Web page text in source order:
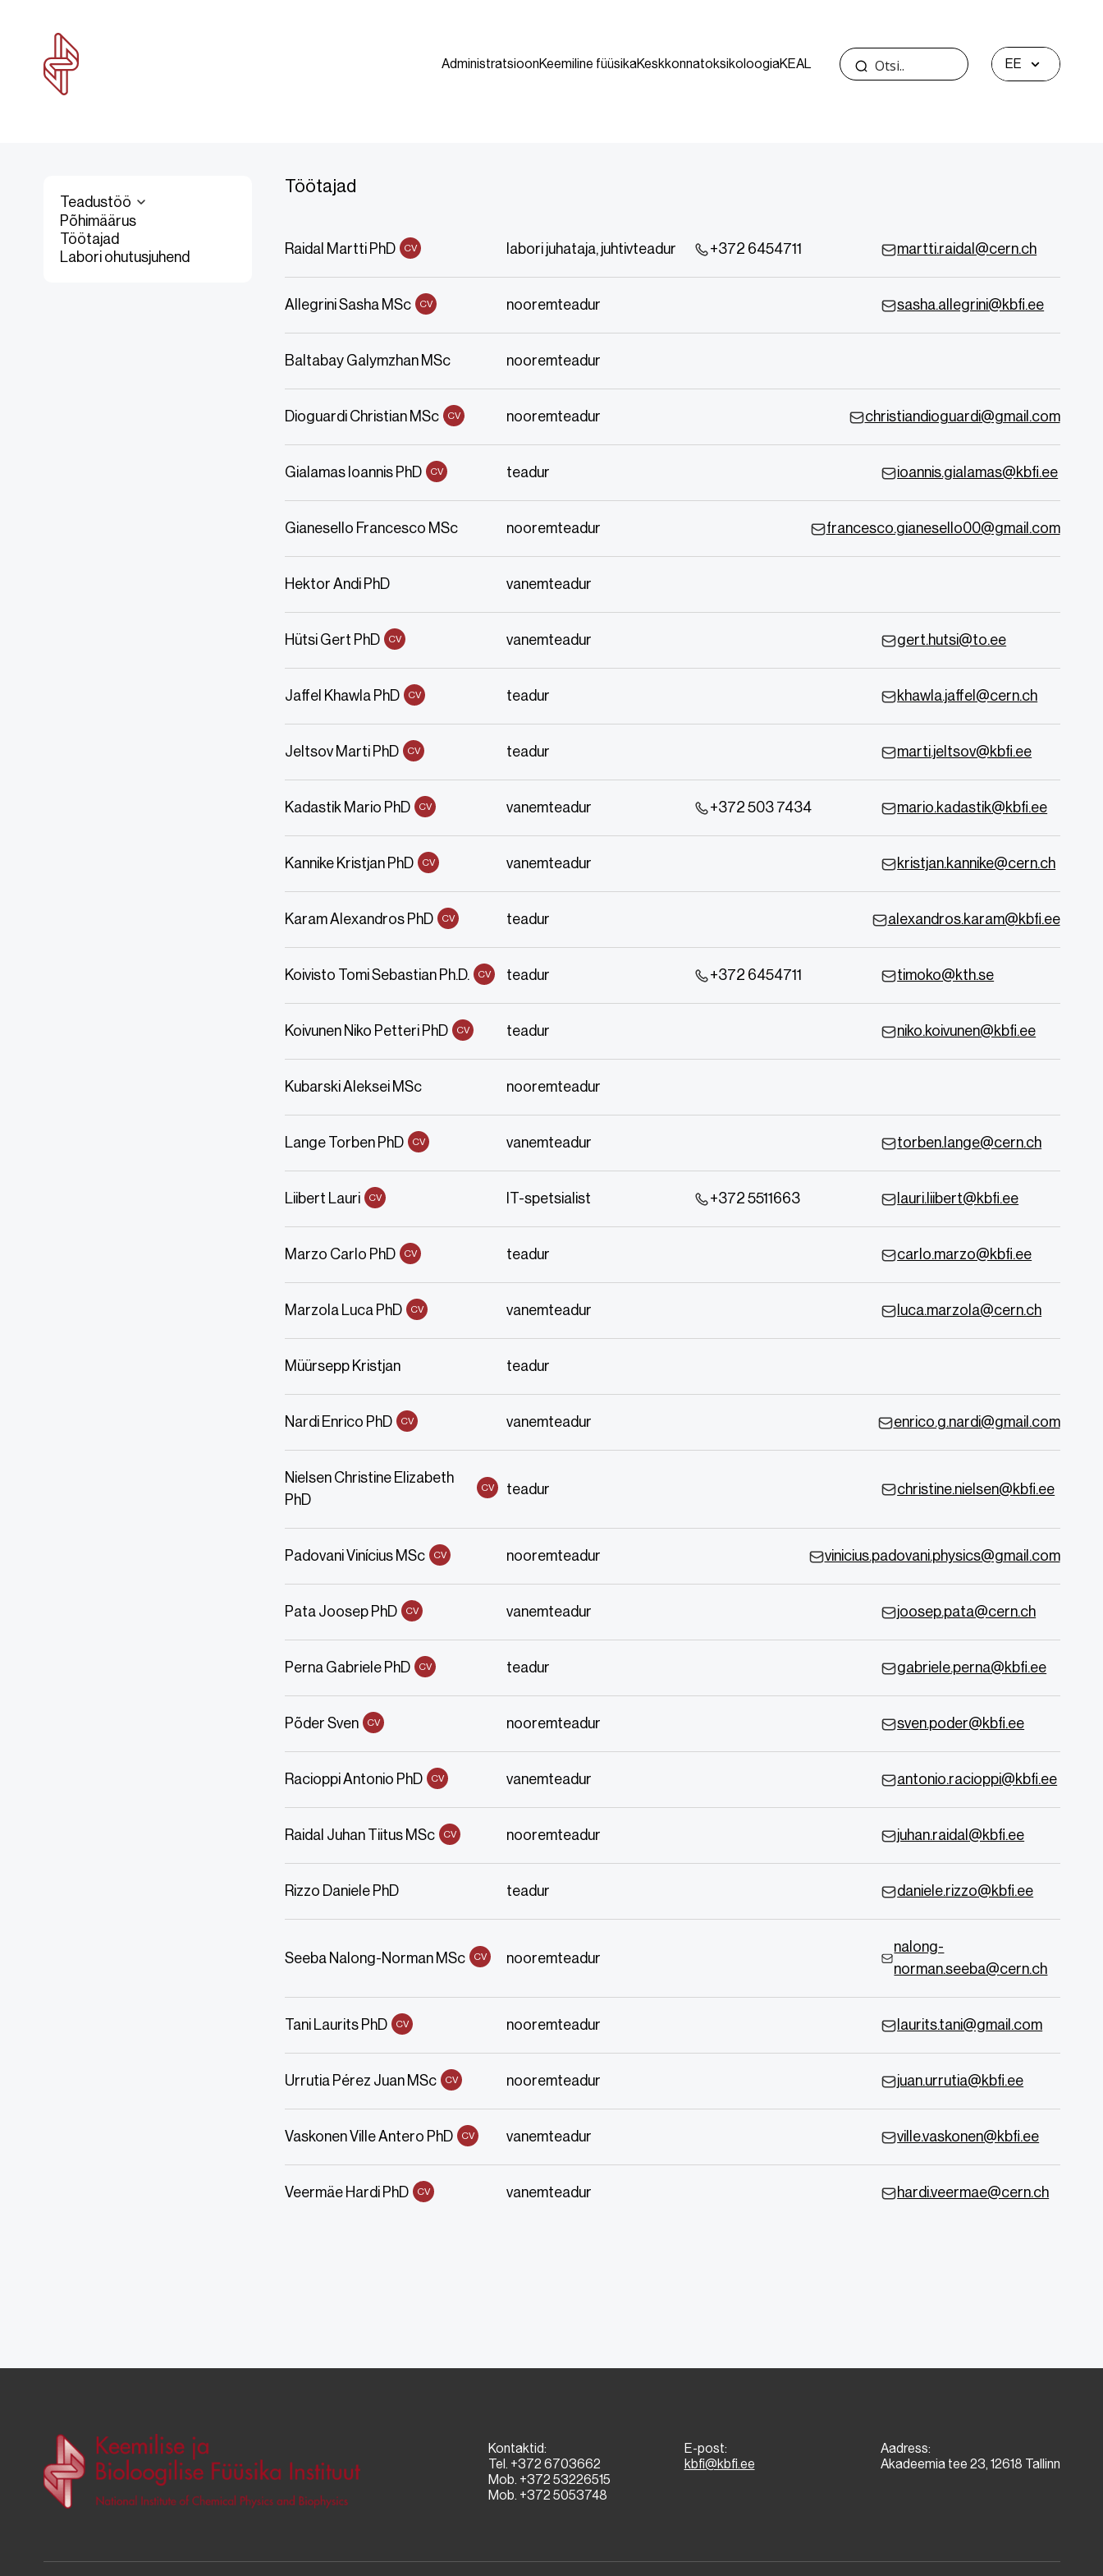
AdministratsioonKeemiline füüsikaKeskkonnatoksikoloogiaKEAL EE
Teadustöö
Põhimäärus
Töötajad
Labori ohutusjuhend
Töötajad
Raidal Martti PhD CV labori juhataja, juhtivteadur +372 6454711 martti.raidal@cern.ch
Allegrini Sasha MSc CV nooremteadur sasha.allegrini@kbfi.ee
Baltabay Galymzhan MSc nooremteadur
Dioguardi Christian MSc CV nooremteadur christiandioguardi@gmail.com
Gialamas Ioannis PhD CV teadur ioannis.gialamas@kbfi.ee
Gianesello Francesco MSc nooremteadur francesco.gianesello00@gmail.com
Hektor Andi PhD vanemteadur
Hütsi Gert PhD CV vanemteadur gert.hutsi@to.ee
Jaffel Khawla PhD CV teadur khawla.jaffel@cern.ch
Jeltsov Marti PhD CV teadur marti.jeltsov@kbfi.ee
Kadastik Mario PhD CV vanemteadur +372 503 7434 mario.kadastik@kbfi.ee
Kannike Kristjan PhD CV vanemteadur kristjan.kannike@cern.ch
Karam Alexandros PhD CV teadur alexandros.karam@kbfi.ee
Koivisto Tomi Sebastian Ph.D. CV teadur +372 6454711 timoko@kth.se
Koivunen Niko Petteri PhD CV teadur niko.koivunen@kbfi.ee
Kubarski Aleksei MSc nooremteadur
Lange Torben PhD CV vanemteadur torben.lange@cern.ch
Liibert Lauri CV IT-spetsialist +372 5511663 lauri.liibert@kbfi.ee
Marzo Carlo PhD CV teadur carlo.marzo@kbfi.ee
Marzola Luca PhD CV vanemteadur luca.marzola@cern.ch
Müürsepp Kristjan teadur
Nardi Enrico PhD CV vanemteadur enrico.g.nardi@gmail.com
Nielsen Christine Elizabeth
PhD
CV teadur christine.nielsen@kbfi.ee
Padovani Vinícius MSc CV nooremteadur vinicius.padovani.physics@gmail.com
Pata Joosep PhD CV vanemteadur joosep.pata@cern.ch
Perna Gabriele PhD CV teadur gabriele.perna@kbfi.ee
Põder Sven CV nooremteadur sven.poder@kbfi.ee
Racioppi Antonio PhD CV vanemteadur antonio.racioppi@kbfi.ee
Raidal Juhan Tiitus MSc CV nooremteadur juhan.raidal@kbfi.ee
Rizzo Daniele PhD teadur daniele.rizzo@kbfi.ee
Seeba Nalong-Norman MSc CV nooremteadur
nalong-
norman.seeba@cern.ch
Tani Laurits PhD CV nooremteadur laurits.tani@gmail.com
Urrutia Pérez Juan MSc CV nooremteadur juan.urrutia@kbfi.ee
Vaskonen Ville Antero PhD CV vanemteadur ville.vaskonen@kbfi.ee
Veermäe Hardi PhD CV vanemteadur hardi.veermae@cern.ch
Kontaktid:
Tel. +372 6703662
Mob. +372 53226515
Mob. +372 5053748
E-post:
kbfi@kbfi.ee
Aadress:
Akadeemia tee 23, 12618 Tallinn